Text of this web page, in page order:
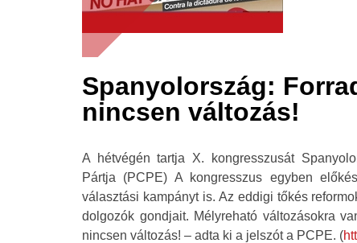
Spanyolország:
nincsen változás!
A hétvégén tartja X. kongresszusát
Pártja (PCPE) A kongresszus egyben
választási kampányt is. Az eddigi tőkés
dolgozók gondjait. Mélyreható változásokra
nincsen változás! – adta ki a jelszót a PCPE. (